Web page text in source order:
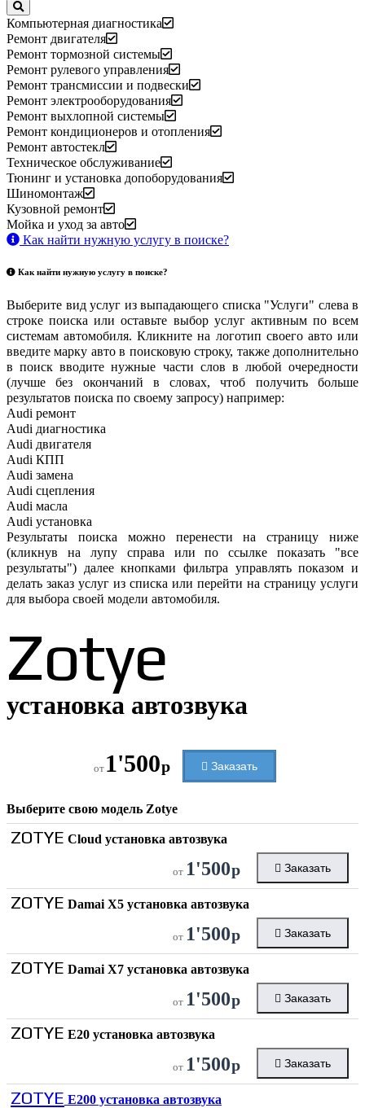
Компьютерная диагностика
Ремонт двигателя
Ремонт тормозной системы
Ремонт рулевого управления
Ремонт трансмиссии и подвески
Ремонт электрооборудования
Ремонт выхлопной системы
Ремонт кондиционеров и отопления
Ремонт автостекл
Техническое обслуживание
Тюнинг и установка допоборудования
Шиномонтаж
Кузовной ремонт
Мойка и уход за авто
Как найти нужную услугу в поиске?
Как найти нужную услугу в поиске?
Выберите вид услуг из выпадающего списка "Услуги" слева в
строке поиска или оставьте выбор услуг активным по всем
системам автомобиля. Кликните на логотип своего авто или
введите марку авто в поисковую строку, также дополнительно
в поиск вводите нужные части слов в любой очередности
(лучше без окончаний в словах, чтоб получить больше
результатов поиска по своему запросу) например:
Audi ремонт
Audi диагностика
Audi двигателя
Audi КПП
Audi замена
Audi сцепления
Audi масла
Audi установка
Результаты поиска можно перенести на страницу ниже
(кликнув на лупу справа или по ссылке показать "все
результаты") далее кнопками фильтра управлять показом и
делать заказ услуг из списка или перейти на страницу услуги
для выбора своей модели автомобиля.
Zotye
установка автозвука
от 1'500р Заказать
Выберите свою модель Zotye
ZOTYE Cloud установка автозвука
от 1'500р Заказать
ZOTYE Damai X5 установка автозвука
от 1'500р Заказать
ZOTYE Damai X7 установка автозвука
от 1'500р Заказать
ZOTYE E20 установка автозвука
от 1'500р Заказать
ZOTYE E200 установка автозвука